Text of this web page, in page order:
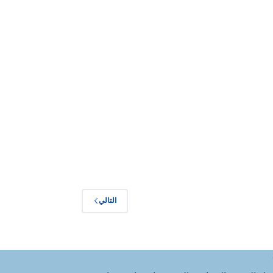
التالي